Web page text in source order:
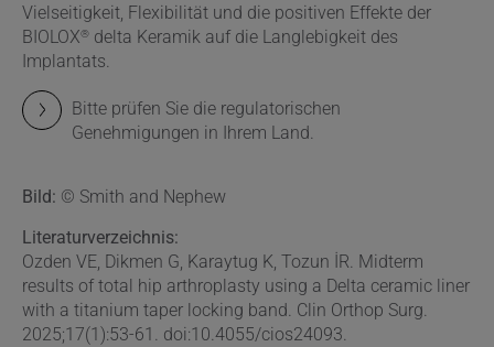
Vielseitigkeit, Flexibilität und die positiven Effekte der
BIOLOX® delta Keramik auf die Langlebigkeit des
Implantats.
Bitte prüfen Sie die regulatorischen
Genehmigungen in Ihrem Land.
Bild: © Smith and Nephew
Literaturverzeichnis:
Ozden VE, Dikmen G, Karaytug K, Tozun İR. Midterm
results of total hip arthroplasty using a Delta ceramic liner
with a titanium taper locking band. Clin Orthop Surg.
2025;17(1):53-61. doi:10.4055/cios24093.